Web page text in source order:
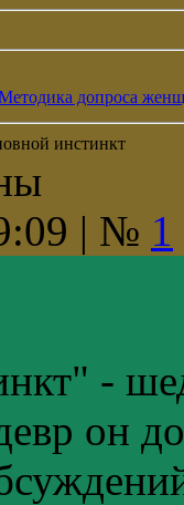
допроса
инстинкт
| № 1
-
он